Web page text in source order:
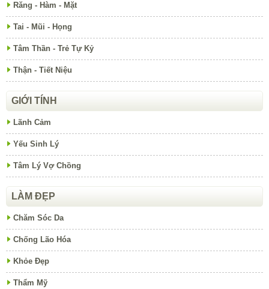
Răng - Hàm - Mặt
Tai - Mũi - Họng
Tâm Thần - Trẻ Tự Kỷ
Thận - Tiết Niệu
GIỚI TÍNH
Lãnh Cảm
Yếu Sinh Lý
Tâm Lý Vợ Chồng
LÀM ĐẸP
Chăm Sóc Da
Chống Lão Hóa
Khỏe Đẹp
Thẩm Mỹ